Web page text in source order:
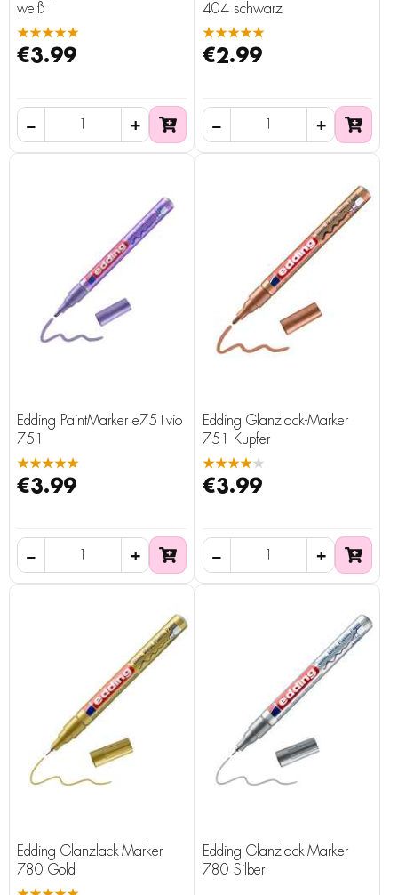
weiß
★★★★★
€3.99
404 schwarz
★★★★★
€2.99
Edding PaintMarker e751vio
751
★★★★★
€3.99
Edding Glanzlack-Marker
751 Kupfer
★★★★★
€3.99
Edding Glanzlack-Marker
780 Gold
Edding Glanzlack-Marker
780 Silber